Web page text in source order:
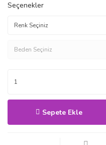
Seçenekler
Sepete Ekle